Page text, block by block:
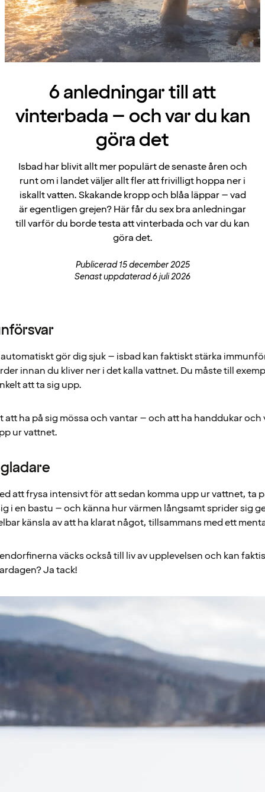
6 anledningar till att
vinterbada – och var du kan
göra det
Isbad har blivit allt mer populärt de senaste åren och
runt om i landet väljer allt fler att frivilligt hoppa ner i
iskallt vatten. Skakande kropp och blåa läppar – vad
är egentligen grejen? Här får du sex bra anledningar
till varför du borde testa att vinterbada och var du kan
göra det.
Publicerad 15 december 2025
Senast uppdaterad 6 juli 2026
gör dig sjuk – isbad kan faktiskt stärka
innan du kliver ner i det kalla vattnet. Du måste till
att ta sig upp.
att ha på sig mössa och vantar – och att ha handdukar
ur vattnet.
att frysa intensivt för att sedan komma upp ur vattnet, ta
i en bastu – och känna hur värmen långsamt sprider sig
känsla av att ha klarat något, tillsammans med ett
väcks också till liv av upplevelsen och kan
Ja tack!